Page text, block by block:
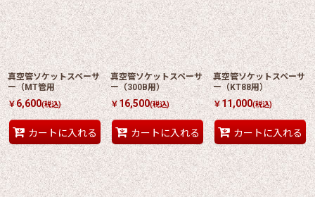
真空管ソケットスペーサ
ー（MT管用
￥6,600(税込)
カートに入れる
真空管ソケットスペーサ
ー（300B用）
￥16,500(税込)
カートに入れる
真空管ソケットスペーサ
ー（KT88用）
￥11,000(税込)
カートに入れる